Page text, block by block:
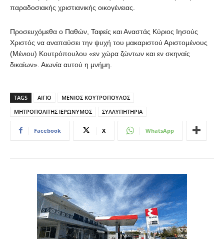
παραδοσιακής χριστιανικής οικογένειας.
Προσευχόμεθα ο Παθών, Ταφείς και Αναστάς Κύριος Ιησούς
Χριστός να αναπαύσει την ψυχή του μακαριστού Αριστομένους
(Μένιου) Κουτρόπουλου «εν χώρα ζώντων και εν σκηναίς
δικαίων». Αιωνία αυτού η μνήμη.
TAGS ΑΙΓΙΟ
ΜΕΝΙΟΣ ΚΟΥΤΡΟΠΟΥΛΟΣ
ΜΗΤΡΟΠΟΛΙΤΗΣ ΙΕΡΩΝΥΜΟΣ
ΣΥΛΛΥΠΗΤΗΡΙΑ
Facebook X WhatsApp